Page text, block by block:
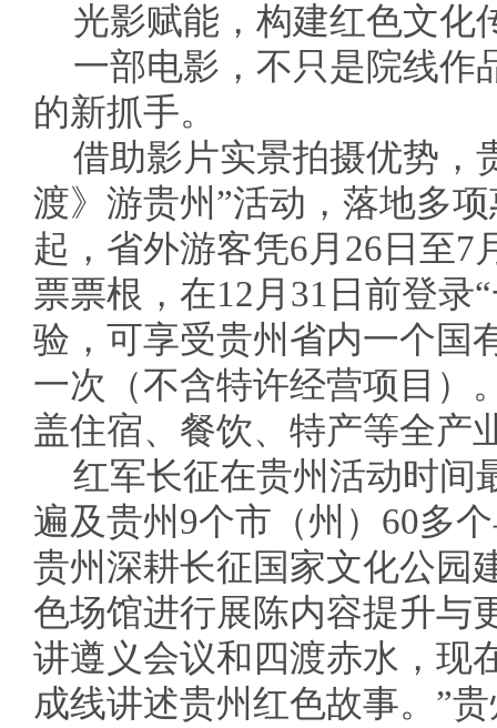
光影赋能，构建红色文化
一部电影，不只是院线作
的新抓手。
借助影片实景拍摄优势，
渡》游贵州”活动，落地多
起，省外游客凭6月26日至7
票票根，在12月31日前登录
验，可享受贵州省内一个国
一次（不含特许经营项目）
盖住宿、餐饮、特产等全产
红军长征在贵州活动时间
遍及贵州9个市（州）60多
贵州深耕长征国家文化公园
色场馆进行展陈内容提升与
讲遵义会议和四渡赤水，现
成线讲述贵州红色故事。”